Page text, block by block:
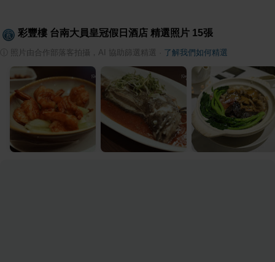
彩豐樓 台南大員皇冠假日酒店 精選照片 15張
照片由合作部落客拍攝，AI 協助篩選精選 了解我們如何精選